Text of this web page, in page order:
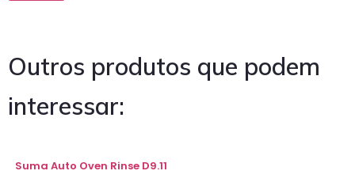
Outros produtos que podem
interessar:
Suma Auto Oven Rinse D9.11